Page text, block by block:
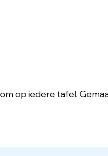
op iedere tafel.